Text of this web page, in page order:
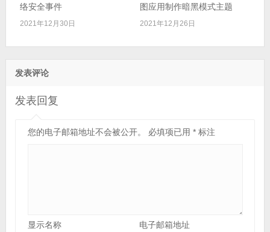
络安全事件
2021年12月30日
图应用制作暗黑模式主题
2021年12月26日
发表评论
发表回复
您的电子邮箱地址不会被公开。 必填项已用 *标注
显示名称 电子邮箱地址